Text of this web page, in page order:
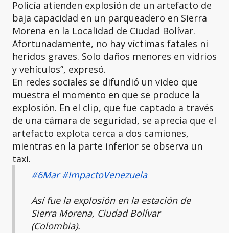
Policía atienden explosión de un artefacto de
baja capacidad en un parqueadero en Sierra
Morena en la Localidad de Ciudad Bolívar.
Afortunadamente, no hay víctimas fatales ni
heridos graves. Solo daños menores en vidrios
y vehículos”, expresó.
En redes sociales se difundió un video que
muestra el momento en que se produce la
explosión. En el clip, que fue captado a través
de una cámara de seguridad, se aprecia que el
artefacto explota cerca a dos camiones,
mientras en la parte inferior se observa un
taxi.
#6Mar #ImpactoVenezuela
Así fue la explosión en la estación de
Sierra Morena, Ciudad Bolívar
(Colombia).